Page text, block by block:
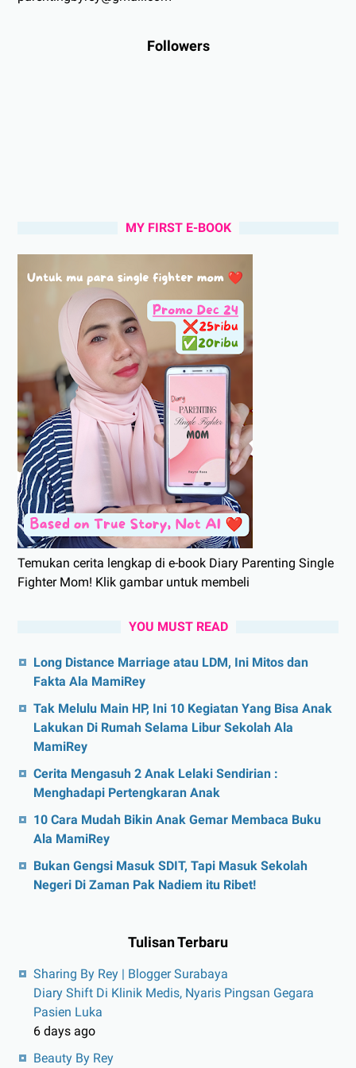
Followers
MY FIRST E-BOOK
Temukan cerita lengkap di e-book Diary Parenting Single
Fighter Mom! Klik gambar untuk membeli
YOU MUST READ
Long Distance Marriage atau LDM, Ini Mitos dan
Fakta Ala MamiRey
Tak Melulu Main HP, Ini 10 Kegiatan Yang Bisa Anak
Lakukan Di Rumah Selama Libur Sekolah Ala
MamiRey
Cerita Mengasuh 2 Anak Lelaki Sendirian :
Menghadapi Pertengkaran Anak
10 Cara Mudah Bikin Anak Gemar Membaca Buku
Ala MamiRey
Bukan Gengsi Masuk SDIT, Tapi Masuk Sekolah
Negeri Di Zaman Pak Nadiem itu Ribet!
Tulisan Terbaru
Sharing By Rey | Blogger Surabaya
Diary Shift Di Klinik Medis, Nyaris Pingsan Gegara
Pasien Luka
6 days ago
Beauty By Rey